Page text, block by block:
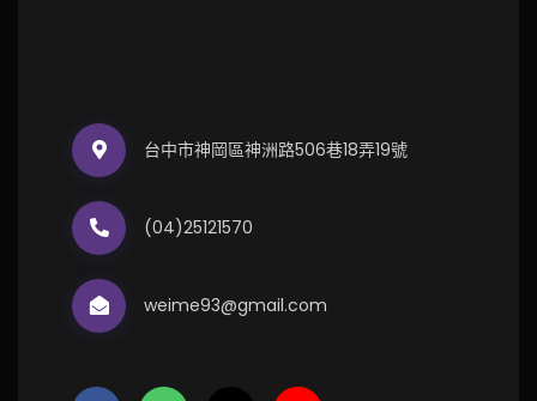
台中市神岡區神洲路506巷18弄19號
(04)25121570
weime93@gmail.com